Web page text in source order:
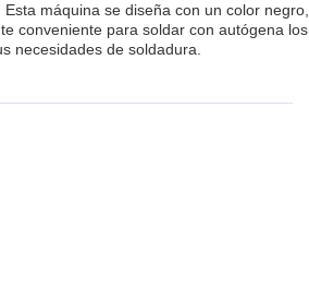
máquina se diseña con un color negro,
conveniente para soldar con autógena los
necesidades de soldadura.